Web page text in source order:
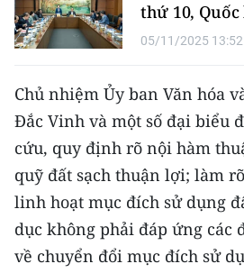
thứ 10,
05/11/2025 13:52
Chủ nhiệm Ủy ban Văn hóa
Đắc Vinh và một số đại biểu
cứu, quy định rõ nội hàm
quỹ đất sạch thuận lợi; làm
linh hoạt mục đích sử dụng
dục không phải đáp ứng các
về chuyển đổi mục đích sử